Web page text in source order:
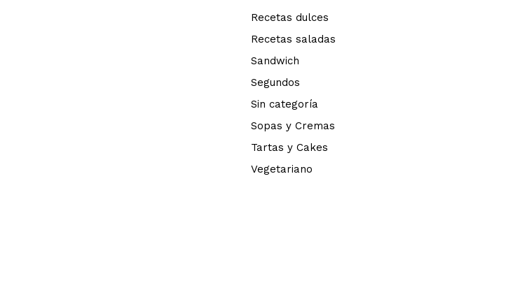
Recetas dulces
Recetas saladas
Sandwich
Segundos
Sin categoría
Sopas y Cremas
Tartas y Cakes
Vegetariano